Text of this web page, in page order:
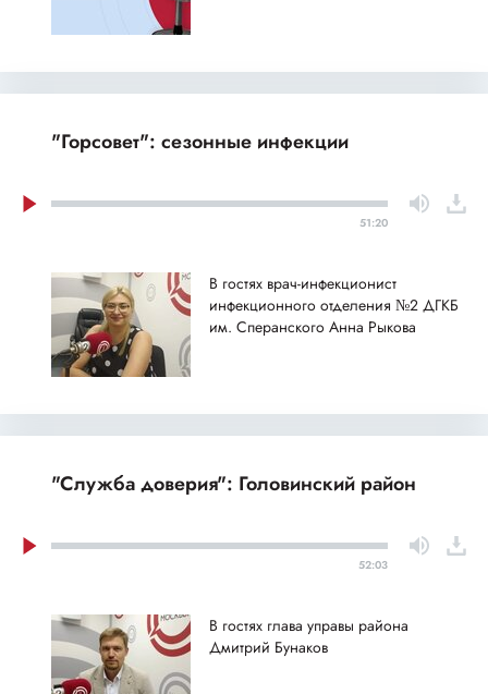
"Горсовет": сезонные инфекции
51:20
В гостях врач-инфекционист
инфекционного отделения №2 ДГКБ
им. Сперанского Анна Рыкова
"Служба доверия": Головинский район
52:03
В гостях глава управы района
Дмитрий Бунаков